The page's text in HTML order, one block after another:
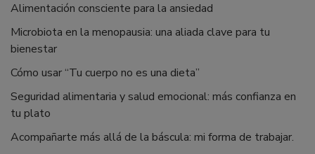
Alimentación consciente para la ansiedad
Microbiota en la menopausia: una aliada clave para tu
bienestar
Cómo usar “Tu cuerpo no es una dieta”
Seguridad alimentaria y salud emocional: más confianza en
tu plato
Acompañarte más allá de la báscula: mi forma de trabajar.